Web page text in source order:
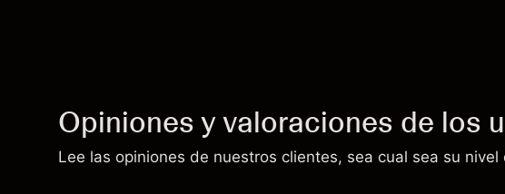
Opiniones y valoraciones de los
Lee las opiniones de nuestros clientes, sea cual sea su nivel